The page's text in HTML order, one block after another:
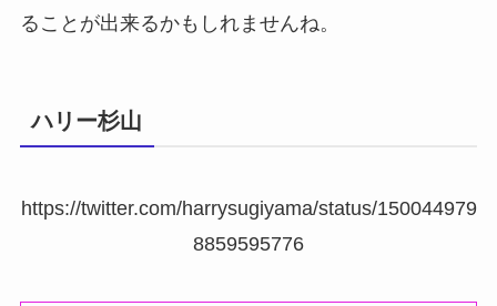
ることが出来るかもしれませんね。
ハリー杉山
https://twitter.com/harrysugiyama/status/150044979
8859595776